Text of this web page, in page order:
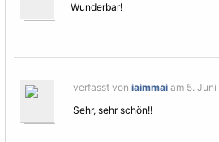
Wunderbar!
verfasst von iaimmaiam 5. Juni
Sehr, sehr schön!!